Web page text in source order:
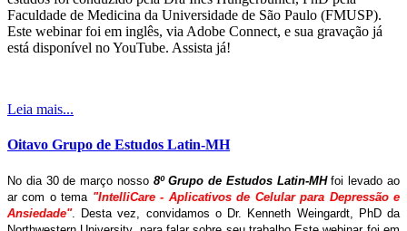
Faculdade de Medicina da Universidade de São Paulo (FMUSP).
Este webinar foi em inglês, via Adobe Connect, e sua gravação já
está disponível no YouTube. Assista já!
Leia mais...
Oitavo Grupo de Estudos Latin-MH
No dia 30 de março nosso 8º Grupo de Estudos Latin-MHfoi levado ao
ar com o tema "IntelliCare - Aplicativos de Celular para Depressão e
Ansiedade". Desta vez, convidamos o Dr. Kenneth Weingardt, PhD da